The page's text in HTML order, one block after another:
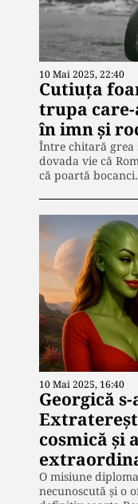
10 Mai 2025, 22:40
Cutiuța
trupa
în imn și
Între chitară grea
dovada vie că
că poartă
10 Mai 2025, 16:40
Georgică
cosmică și
O misiune
necunoscută și o